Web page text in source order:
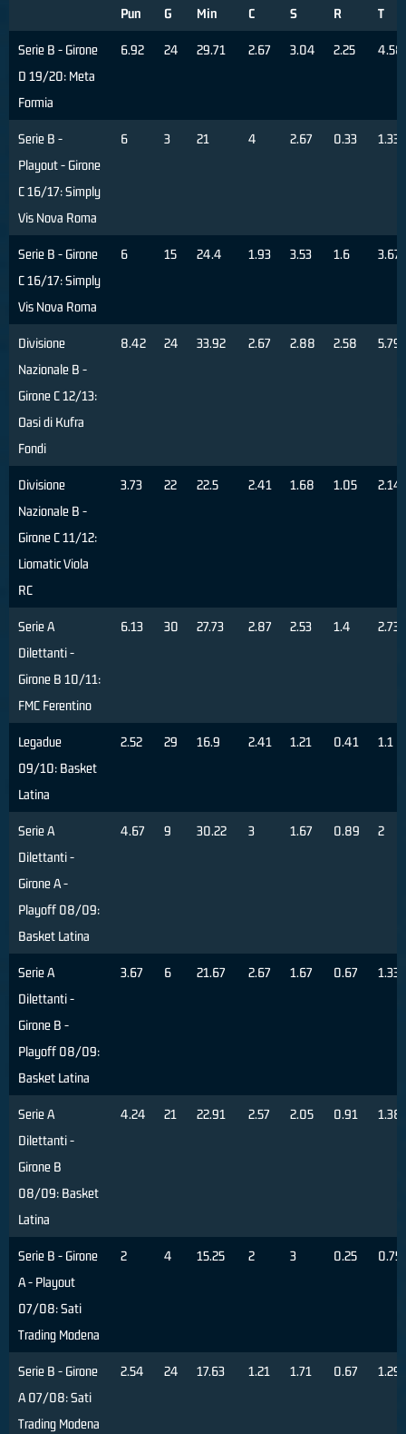
Pun G Min C S R T
Serie B - Girone
D 19/20: Meta
Formia
6.92 24 29.71 2.67 3.04 2.25 4.58
Serie B -
Playout - Girone
C 16/17: Simply
Vis Nova Roma
6 3 21 4 2.67 0.33 1.33
Serie B - Girone
C 16/17: Simply
Vis Nova Roma
6 15 24.4 1.93 3.53 1.6 3.67
Divisione
Nazionale B -
Girone C 12/13:
Oasi di Kufra
Fondi
8.42 24 33.92 2.67 2.88 2.58 5.79
Divisione
Nazionale B -
Girone C 11/12:
Liomatic Viola
RC
3.73 22 22.5 2.41 1.68 1.05 2.14
Serie A
Dilettanti -
Girone B 10/11:
FMC Ferentino
6.13 30 27.73 2.87 2.53 1.4 2.73
Legadue
09/10: Basket
Latina
2.52 29 16.9 2.41 1.21 0.41 1.1
Serie A
Dilettanti -
Girone A -
Playoff 08/09:
Basket Latina
4.67 9 30.22 3 1.67 0.89 2
Serie A
Dilettanti -
Girone B -
Playoff 08/09:
Basket Latina
3.67 6 21.67 2.67 1.67 0.67 1.33
Serie A
Dilettanti -
Girone B
08/09: Basket
Latina
4.24 21 22.91 2.57 2.05 0.91 1.38
Serie B - Girone
A - Playout
07/08: Sati
Trading Modena
2 4 15.25 2 3 0.25 0.75
Serie B - Girone
A 07/08: Sati
Trading Modena
2.54 24 17.63 1.21 1.71 0.67 1.29